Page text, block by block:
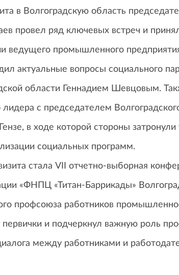
в Волгоградскую область
провел ряд ключевых встреч и
ведущего промышленного
актуальные вопросы социального
области Геннадием Шевцовым.
с председателем
в ходе которой стороны
социальных программ.
стала VII отчетно-выборная
«ФНПЦ «Титан-Баррикады»
профсоюза работников
и подчеркнул важную роль
между работниками и